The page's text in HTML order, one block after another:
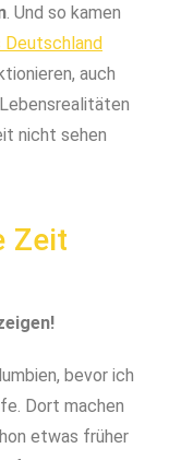
. Und so kamen
Deutschland
auch
nicht sehen
Zeit
bevor ich
Dort machen
etwas früher